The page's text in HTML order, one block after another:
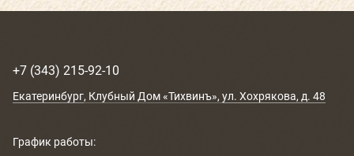
+7 (343) 215-92-10
Екатеринбург, Клубный Дом «Тихвинъ», ул. Хохрякова, д. 48
График работы: